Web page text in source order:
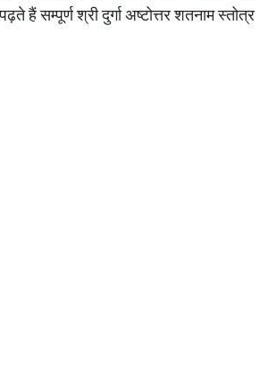
हैं सम्पूर्ण श्री दुर्गा अष्टोत्तर शतनाम स्तोत्र